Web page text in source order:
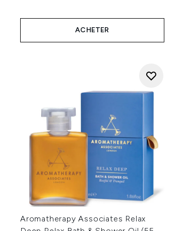
ACHETER
Aromatherapy Associates Relax